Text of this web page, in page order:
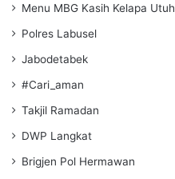
Menu MBG Kasih Kelapa Utuh
Polres Labusel
Jabodetabek
#Cari_aman
Takjil Ramadan
DWP Langkat
Brigjen Pol Hermawan